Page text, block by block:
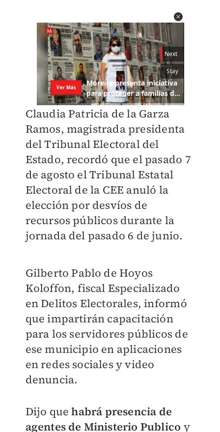
Claudia Patricia de la Garza
Ramos, magistrada presidenta
del Tribunal Electoral del
Estado, recordó que el pasado 7
de agosto el Tribunal Estatal
Electoral de la CEE anuló la
elección por desvíos de
recursos públicos durante la
jornada del pasado 6 de junio.
Gilberto Pablo de Hoyos
Koloffon, fiscal Especializado
en Delitos Electorales, informó
que impartirán capacitación
para los servidores públicos de
ese municipio en aplicaciones
en redes sociales y video
denuncia.
Dijo quehabrá presencia de
agentes de Ministerio Publico y